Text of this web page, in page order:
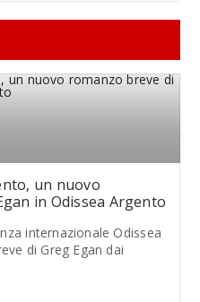
un nuovo
in Odissea Argento
internazionale Odissea
di Greg Egan dai